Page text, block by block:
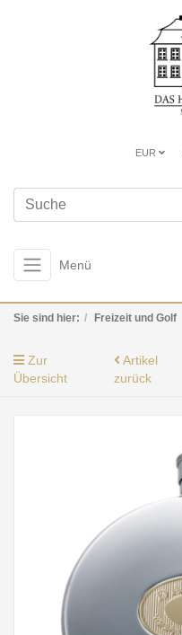
EUR
Menü
Sie sind hier: Freizeit und Golf
Zur
Übersicht
Artikel
zurück